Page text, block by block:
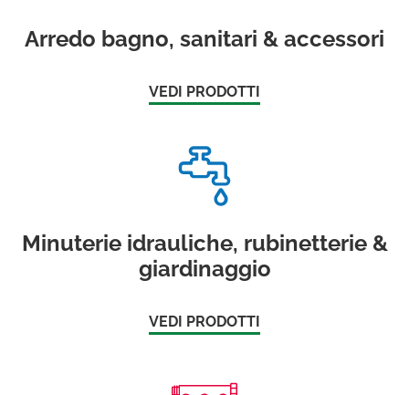
Arredo bagno, sanitari & accessori
VEDI PRODOTTI
Minuterie idrauliche, rubinetterie &
giardinaggio
VEDI PRODOTTI